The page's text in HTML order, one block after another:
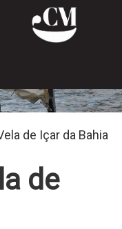
de Içar da Bahia
de